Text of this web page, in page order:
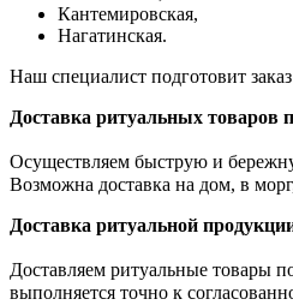
Кантемировская,
Нагатинская.
Наш специалист подготовит
Доставка ритуальных
Осуществляем быструю и
Возможна доставка на дом, в
Доставка ритуальной
Доставляем ритуальные товары
выполняется точно к